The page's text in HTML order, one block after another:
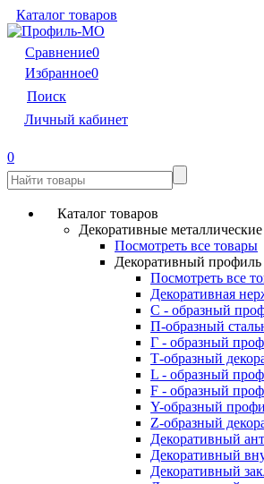
Каталог товаров
Сравнение0
Избранное0
Поиск
Личный кабинет
0
Каталог товаров
Декоративные
Посмотреть все товары
Декоративный
Посмотреть все
Декоративная
С - образный
П-образный
Г - образный
Т-образный
L - образный
F - образный
Y-образный
Z-образный
Декоративный
Декоративный
Декоративный